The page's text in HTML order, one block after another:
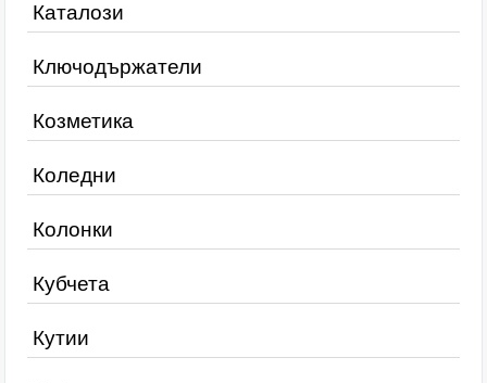
Каталози
Ключодържатели
Козметика
Коледни
Колонки
Кубчета
Кутии